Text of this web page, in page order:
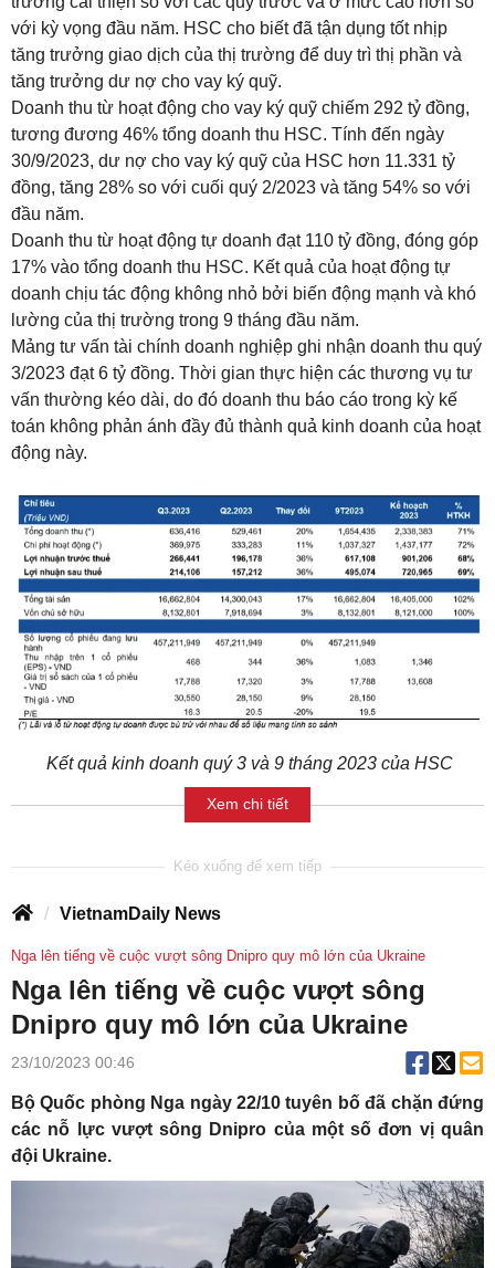
với kỳ vọng đầu năm. HSC cho biết đã tận dụng tốt nhịp
tăng trưởng giao dịch của thị trường để duy trì thị phần và
tăng trưởng dư nợ cho vay ký quỹ.
Doanh thu từ hoạt động cho vay ký quỹ chiếm 292 tỷ đồng,
tương đương 46% tổng doanh thu HSC. Tính đến ngày
30/9/2023, dư nợ cho vay ký quỹ của HSC hơn 11.331 tỷ
đồng, tăng 28% so với cuối quý 2/2023 và tăng 54% so với
đầu năm.
Doanh thu từ hoạt động tự doanh đạt 110 tỷ đồng, đóng góp
17% vào tổng doanh thu HSC. Kết quả của hoạt động tự
doanh chịu tác động không nhỏ bởi biến động mạnh và khó
lường của thị trường trong 9 tháng đầu năm.
Mảng tư vấn tài chính doanh nghiệp ghi nhận doanh thu quý
3/2023 đạt 6 tỷ đồng. Thời gian thực hiện các thương vụ tư
vấn thường kéo dài, do đó doanh thu báo cáo trong kỳ kế
toán không phản ánh đầy đủ thành quả kinh doanh của hoạt
động này.
Kết quả kinh doanh quý 3 và 9 tháng 2023 của HSC
Xem chi tiết
VietnamDaily News
Nga lên tiếng về cuộc vượt sông Dnipro quy mô lớn của Ukraine
Nga lên tiếng về cuộc vượt sông
Dnipro quy mô lớn của Ukraine
23/10/2023 00:46
Bộ Quốc phòng Nga ngày 22/10 tuyên bố đã chặn đứng
các nỗ lực vượt sông Dnipro của một số đơn vị quân
đội Ukraine.